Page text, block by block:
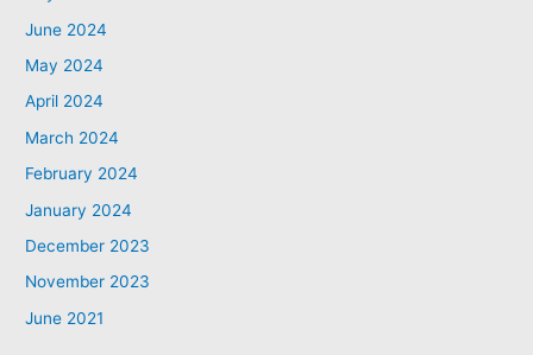
June 2024
May 2024
April 2024
March 2024
February 2024
January 2024
December 2023
November 2023
June 2021